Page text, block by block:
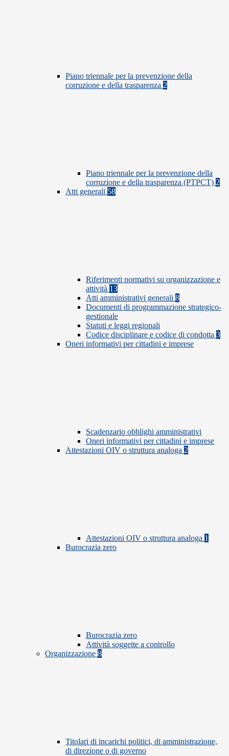
Piano triennale per la prevenzione della
corruzione e della trasparenza 2
Piano triennale per la prevenzione della
corruzione e della trasparenza (PTPCT) 2
Atti generali 58
Riferimenti normativi su organizzazione e
attività 13
Atti amministrativi generali 8
Documenti di programmazione strategico-
gestionale
Statuti e leggi regionali
Codice disciplinare e codice di condotta 3
Oneri informativi per cittadini e imprese
Scadenzario obblighi amministrativi
Oneri informativi per cittadini e imprese
Attestazioni OIV o struttura analoga 2
Attestazioni OIV o struttura analoga 1
Burocrazia zero
Burocrazia zero
Attività soggette a controllo
Organizzazione 8
Titolari di incarichi politici, di amministrazione,
di direzione o di governo